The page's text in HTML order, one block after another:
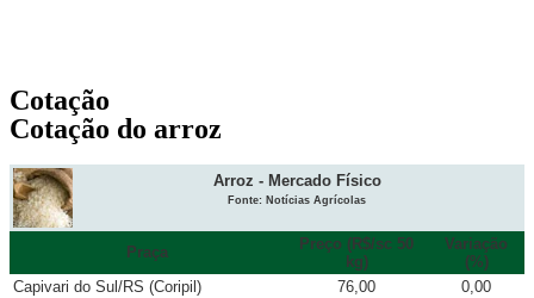
Cotação
Cotação do arroz
Arroz - Mercado Físico
Fonte: Notícias Agrícolas
Praça
Preço (R$/sc 50
kg)
Variação
(%)
Capivari do Sul/RS (Coripil)
76,00
0,00